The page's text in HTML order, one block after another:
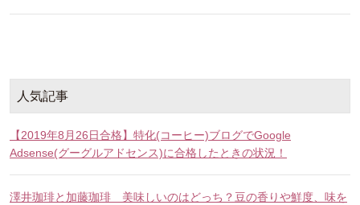
人気記事
【2019年8月26日合格】特化(コーヒー)ブログでGoogle
Adsense(グーグルアドセンス)に合格したときの状況！
澤井珈琲と加藤珈琲 美味しいのはどっち？豆の香りや鮮度、味を